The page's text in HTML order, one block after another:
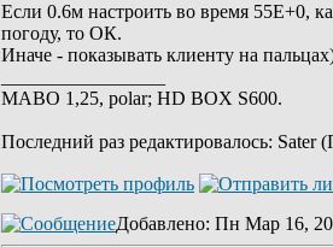
Если 0.6м настроить во время 55Е+0,
погоду, то ОК.
Иначе - показывать клиенту на
MABO 1,25, polar; HD BOX S600.
Последний раз редактировалось: Sater
Добавлено: Пн Мар 16,